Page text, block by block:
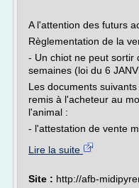
A l'attention des futurs
Règlementation de la
- Un chiot ne peut sortir
semaines (loi du 6
Les documents
remis à l'acheteur au
l'animal :
- l'attestation de vente
Lire la suite
Site : http://afb-